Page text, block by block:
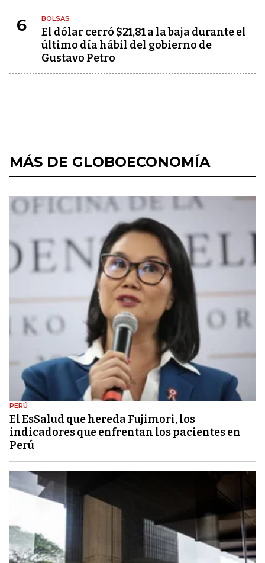
6 BOLSAS
El dólar cerró $21,81 a la baja durante el
último día hábil del gobierno de
Gustavo Petro
MÁS DE GLOBOECONOMÍA
PERÚ
El EsSalud que hereda Fujimori, los
indicadores que enfrentan los pacientes en
Perú